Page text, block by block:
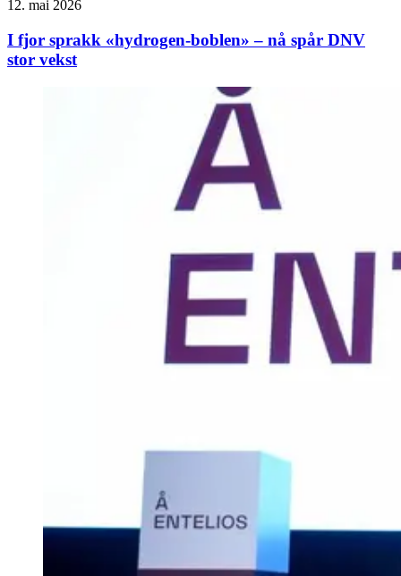
12. mai 2026
I fjor sprakk «hydrogen-boblen» – nå spår DNV
stor vekst